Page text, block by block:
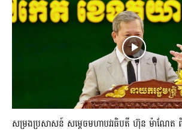
សម្រងប្រសាសន៍ សម្ដេចមហាបវរធិបតី ហ៊ុន ម៉ាណែ